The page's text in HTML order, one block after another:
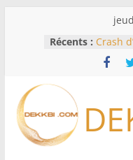
Récents : Crash
Musk
Diallo
Lions